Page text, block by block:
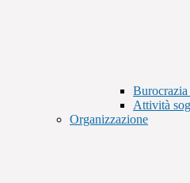
Burocrazia
Attività
Organizzazione